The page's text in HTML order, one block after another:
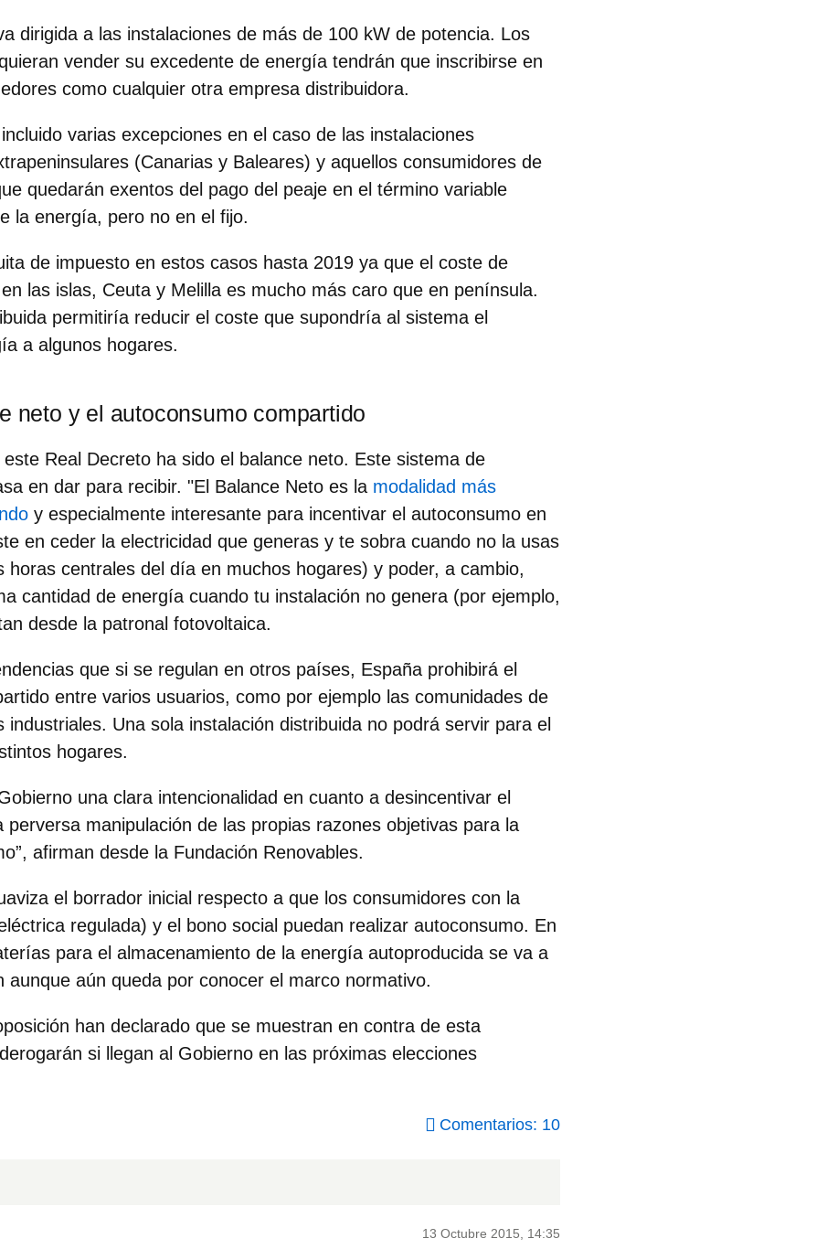
dirigida a las instalaciones de más de 100 kW de potencia. Los
vender su excedente de energía tendrán que inscribirse en
como cualquier otra empresa distribuidora.
varias excepciones en el caso de las instalaciones
(Canarias y Baleares) y aquellos consumidores de
quedarán exentos del pago del peaje en el término variable
la energía, pero no en el fijo.
de impuesto en estos casos hasta 2019 ya que el coste de
las islas, Ceuta y Melilla es mucho más caro que en península.
permitiría reducir el coste que supondría al sistema el
a algunos hogares.
neto y el autoconsumo compartido
Real Decreto ha sido el balance neto. Este sistema de
en dar para recibir. "El Balance Neto es la modalidad más
y especialmente interesante para incentivar el autoconsumo en
en ceder la electricidad que generas y te sobra cuando no la usas
horas centrales del día en muchos hogares) y poder, a cambio,
cantidad de energía cuando tu instalación no genera (por ejemplo,
desde la patronal fotovoltaica.
que si se regulan en otros países, España prohibirá el
entre varios usuarios, como por ejemplo las comunidades de
industriales. Una sola instalación distribuida no podrá servir para el
hogares.
una clara intencionalidad en cuanto a desincentivar el
perversa manipulación de las propias razones objetivas para la
afirman desde la Fundación Renovables.
el borrador inicial respecto a que los consumidores con la
regulada) y el bono social puedan realizar autoconsumo. En
para el almacenamiento de la energía autoproducida se va a
aunque aún queda por conocer el marco normativo.
han declarado que se muestran en contra de esta
si llegan al Gobierno en las próximas elecciones
Comentarios: 10
13 Octubre 2015, 14:35